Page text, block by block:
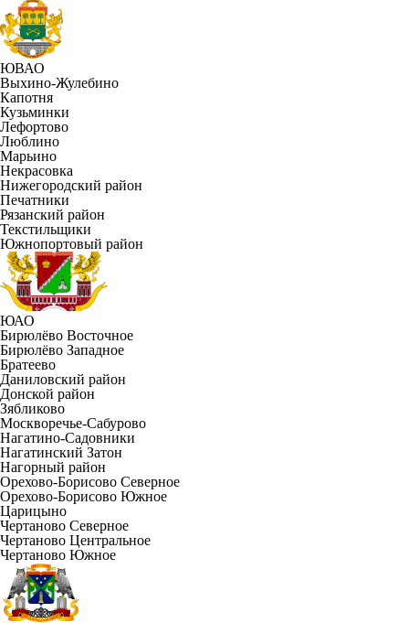
ЮВАО
Выхино-Жулебино
Капотня
Кузьминки
Лефортово
Люблино
Марьино
Некрасовка
Нижегородский район
Печатники
Рязанский район
Текстильщики
Южнопортовый район
ЮАО
Бирюлёво Восточное
Бирюлёво Западное
Братеево
Даниловский район
Донской район
Зябликово
Москворечье-Сабурово
Нагатино-Садовники
Нагатинский Затон
Нагорный район
Орехово-Борисово Северное
Орехово-Борисово Южное
Царицыно
Чертаново Северное
Чертаново Центральное
Чертаново Южное